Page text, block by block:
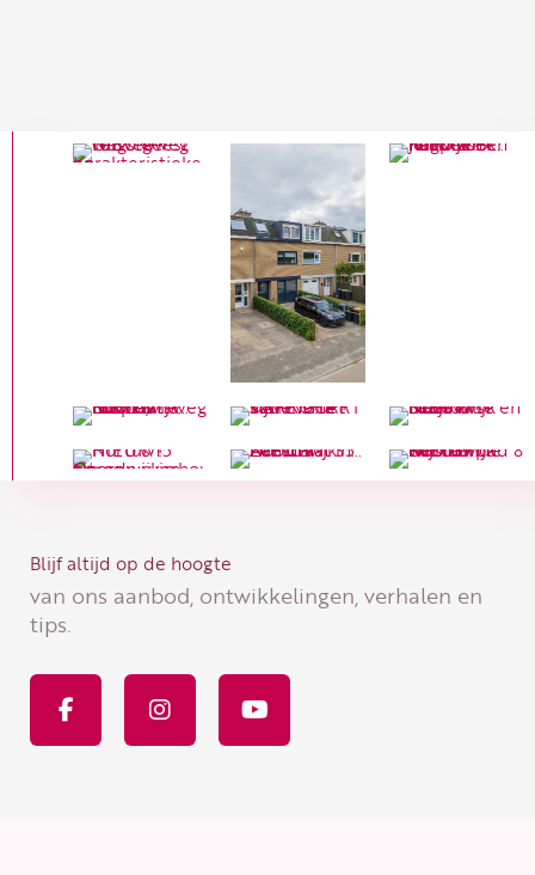
Blijf altijd op de hoogte
van ons aanbod, ontwikkelingen, verhalen en
tips.
F
a
c
e
I
n
t
Y
o
t